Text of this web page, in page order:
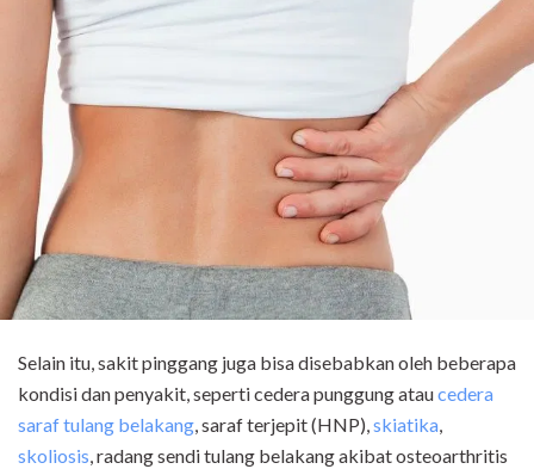
Selain itu, sakit pinggang juga bisa disebabkan oleh beberapa
kondisi dan penyakit, seperti cedera punggung ataucedera
saraf tulang belakang, saraf terjepit (HNP),skiatika,
skoliosis, radang sendi tulang belakang akibat osteoarthritis